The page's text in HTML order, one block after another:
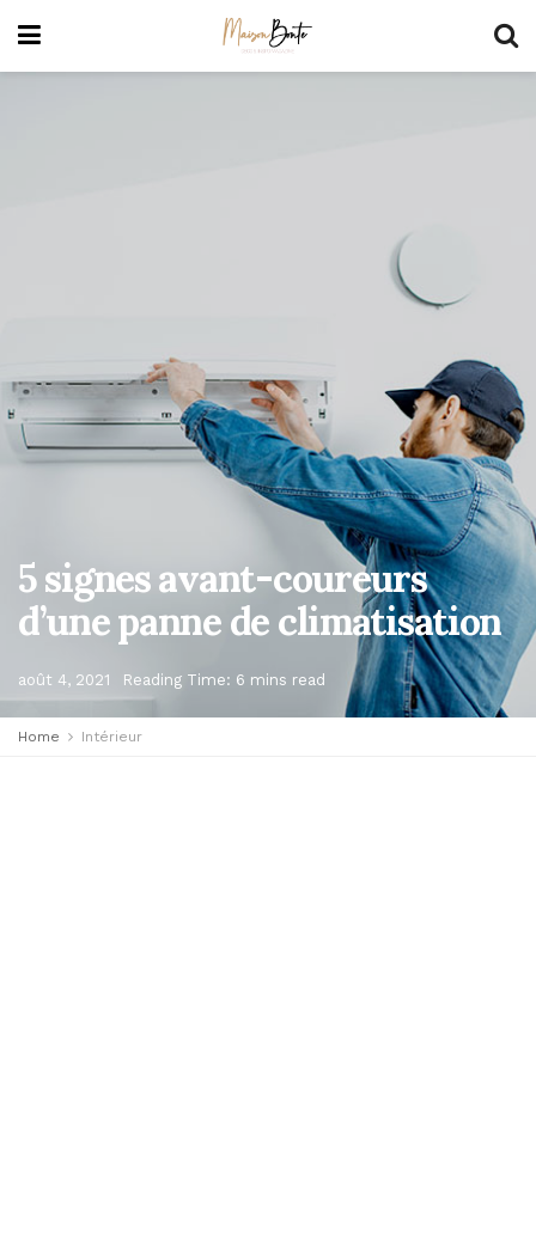
5 signes avant-coureurs
d’une panne de climatisation
août 4, 2021 Reading Time: 6 mins read
Home Intérieur